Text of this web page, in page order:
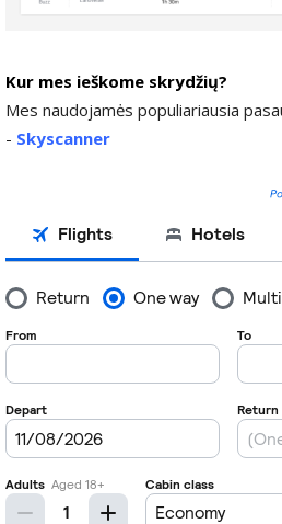
Kur mes ieškome skrydžių?
Mes naudojamės populiariausia
- Skyscanner